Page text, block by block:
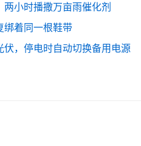
小时播撒万亩雨催化剂
绑着同一根鞋带
伏，停电时自动切换备用电源